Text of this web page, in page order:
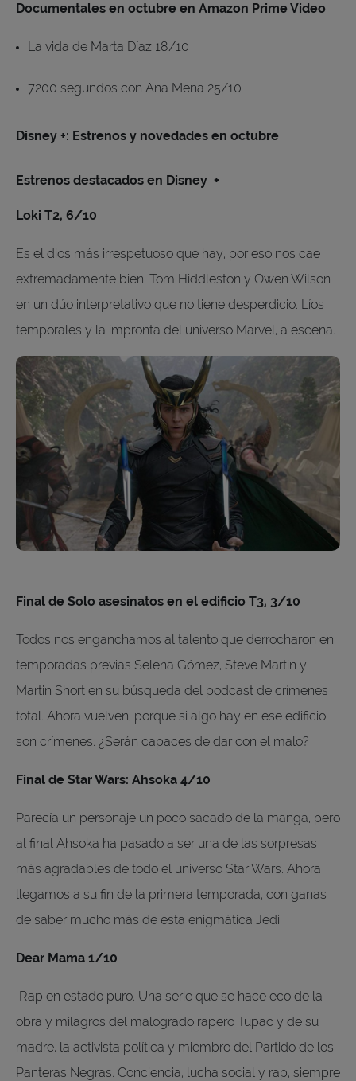
Documentales en octubre en Amazon Prime Video
La vida de Marta Díaz 18/10
7200 segundos con Ana Mena 25/10
Disney +: Estrenos y novedades en octubre
Estrenos destacados en Disney +
Loki T2, 6/10
Es el dios más irrespetuoso que hay, por eso nos cae
extremadamente bien. Tom Hiddleston y Owen Wilson
en un dúo interpretativo que no tiene desperdicio. Líos
temporales y la impronta del universo Marvel, a escena.
Final de Solo asesinatos en el edificio T3, 3/10
Todos nos enganchamos al talento que derrocharon en
temporadas previas Selena Gómez, Steve Martin y
Martin Short en su búsqueda del podcast de crímenes
total. Ahora vuelven, porque si algo hay en ese edificio
son crímenes. ¿Serán capaces de dar con el malo?
Final de Star Wars: Ahsoka 4/10
Parecía un personaje un poco sacado de la manga, pero
al final Ahsoka ha pasado a ser una de las sorpresas
más agradables de todo el universo Star Wars. Ahora
llegamos a su fin de la primera temporada, con ganas
de saber mucho más de esta enigmática Jedi.
Dear Mama 1/10
Rap en estado puro. Una serie que se hace eco de la
obra y milagros del malogrado rapero Tupac y de su
madre, la activista política y miembro del Partido de los
Panteras Negras. Conciencia, lucha social y rap, siempre